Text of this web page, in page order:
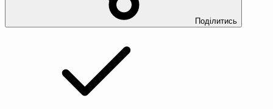
Поділитись